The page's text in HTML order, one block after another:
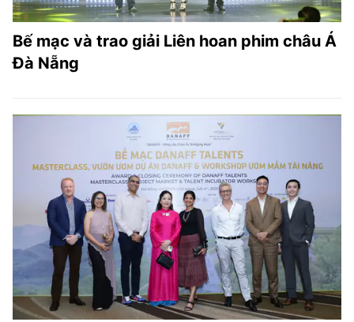
Bế mạc và trao giải Liên hoan phim châu Á
Đà Nẵng